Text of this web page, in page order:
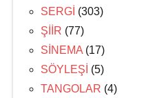
SERGİ (303)
ŞİİR (77)
SİNEMA (17)
SÖYLEŞİ (5)
TANGOLAR (4)